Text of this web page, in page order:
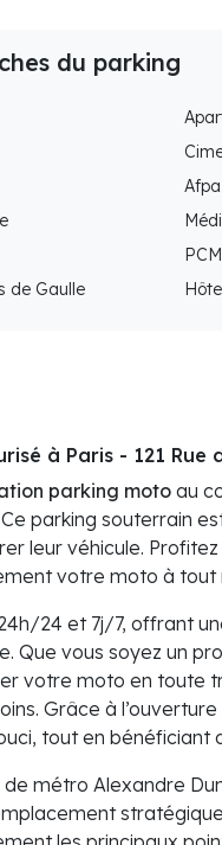
du parking
de Gaulle
à Paris - 121 Rue
parking moto au
parking souterrain
leur véhicule.
votre moto à tout
24 et 7j/7, offrant
Que vous soyez un
votre moto en toute
Grâce à
tout en bénéficiant
métro Alexandre